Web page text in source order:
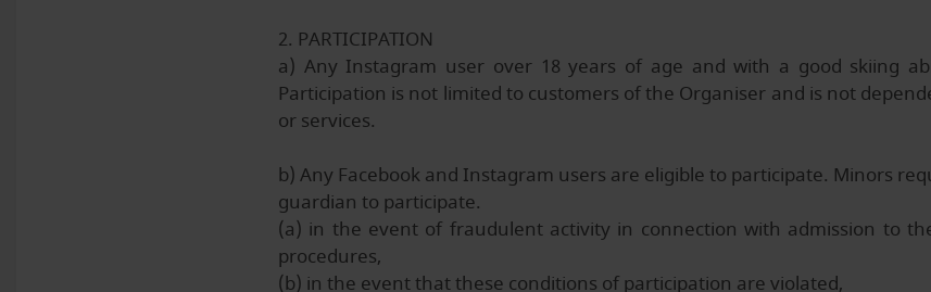
2. PARTICIPATION
a) Any Instagram user over 18 years of age and with a good skiing
Participation is not limited to customers of the Organiser and is not
or services.
b) Any Facebook and Instagram users are eligible to participate. Minors
guardian to participate.
(a) in the event of fraudulent activity in connection with admission to
procedures,
(b) in the event that these conditions of participation are violated,